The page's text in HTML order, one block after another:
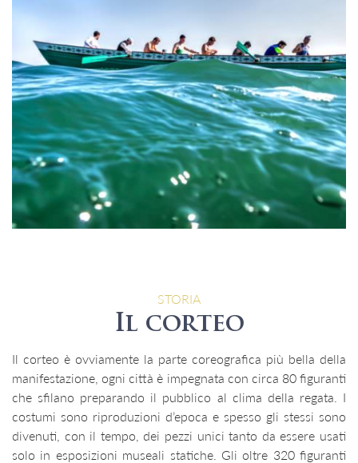
STORIA
Il corteo
Il corteo è ovviamente la parte coreografica più bella della
manifestazione, ogni città è impegnata con circa 80 figuranti
che sfilano preparando il pubblico al clima della regata. I
costumi sono riproduzioni d’epoca e spesso gli stessi sono
divenuti, con il tempo, dei pezzi unici tanto da essere usati
solo in esposizioni museali statiche. Gli oltre 320 figuranti